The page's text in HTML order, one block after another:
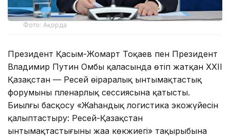
Фото: Ақорда
Президент Қасым-Жомарт Тоқаев пен Президент
Владимир Путин Омбы қаласында өтіп жатқан XXII
Қазақстан — Ресей өңіраралық ынтымақтастық
форумының пленарлық сессиясына қатысты.
Биылғы басқосу «Жаһандық логистика экожүйесін
қалыптастыру: Ресей-Қазақстан
ынтымақтастығының жаңа көкжиегі» тақырыбына